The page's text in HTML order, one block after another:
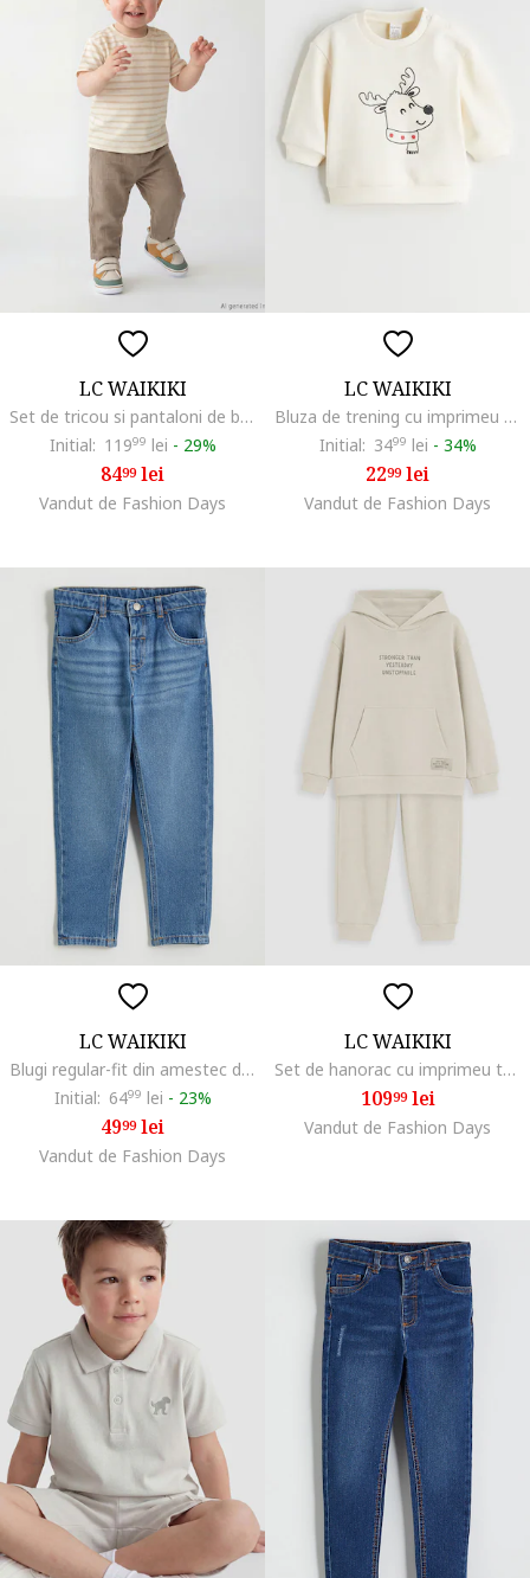
LC WAIKIKI
Set de tricou si pantaloni de bumbac - 2 piese, Bej/Alb murdar
Initial: 11999 lei - 29%
8499lei
Vandut de Fashion Days
LC WAIKIKI
Bluza de trening cu imprimeu si capse pe umar, Crem
Initial: 3499 lei - 34%
2299lei
Vandut de Fashion Days
LC WAIKIKI
Blugi regular-fit din amestec de lyocell, Albastru
Initial: 6499 lei - 23%
4999lei
Vandut de Fashion Days
LC WAIKIKI
Set de hanorac cu imprimeu text si pantaloni de trening cu snur - 2 piese, Bej
10999lei
Vandut de Fashion Days